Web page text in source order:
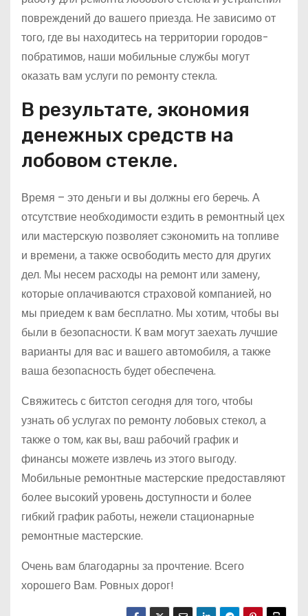
повреждений до вашего приезда. Не зависимо от
того, где вы находитесь на территории городов-
побратимов, наши мобильные службы могут
оказать вам услуги по ремонту стекла.
В результате, экономия
денежных средств на
лобовом стекле.
Время – это деньги и вы должны его беречь. А
отсутствие необходимости ездить в ремонтный цех
или мастерскую позволяет сэкономить на топливе
и времени, а также освободить место для других
дел. Мы несем расходы на ремонт или замену,
которые оплачиваются страховой компанией, но
мы приедем к вам бесплатно. Мы хотим, чтобы вы
были в безопасности. К вам могут заехать лучшие
варианты для вас и вашего автомобиля, а также
ваша безопасность будет обеспечена.
Свяжитесь с битстоп сегодня для того, чтобы
узнать об услугах по ремонту лобовых стекол, а
также о том, как вы, ваш рабочий график и
финансы можете извлечь из этого выгоду.
Мобильные ремонтные мастерские предоставляют
более высокий уровень доступности и более
гибкий график работы, нежели стационарные
ремонтные мастерские.
Очень вам благодарны за прочтение. Всего
хорошего Вам. Ровных дорог!